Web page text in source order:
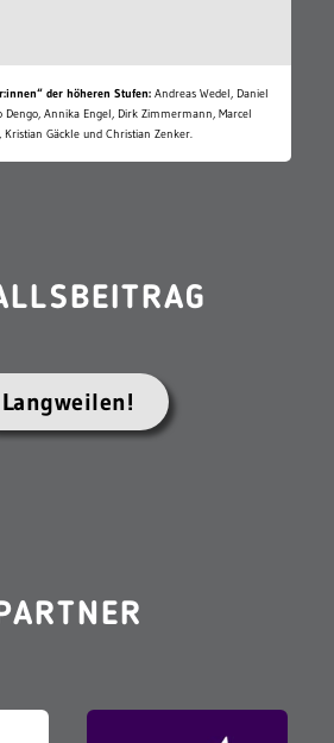
der höheren Stufen: Andreas Wedel, Daniel
Dengo, Annika Engel, Dirk Zimmermann, Marcel
Kristian Gäckle und Christian Zenker.
Langweilen!